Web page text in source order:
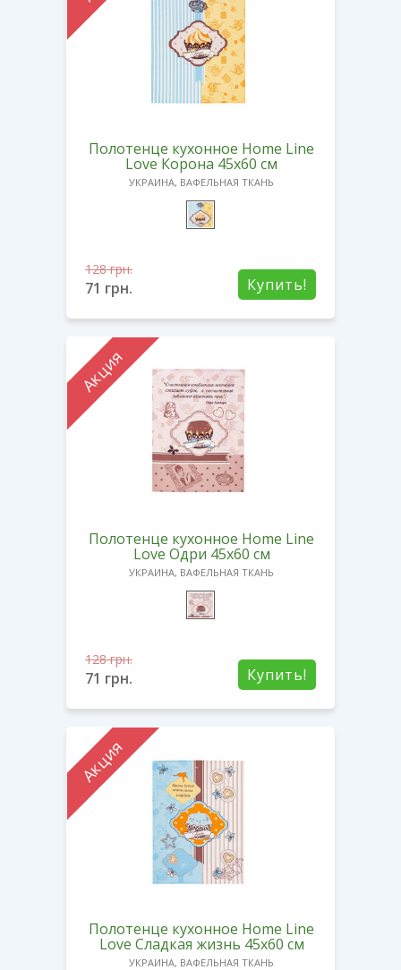
Полотенце кухонное Home Line
Love Корона 45х60 см
УКРАИНА, ВАФЕЛЬНАЯ ТКАНЬ
Купить!
128грн.
71 грн.
Акция
Полотенце кухонное Home Line
Love Одри 45х60 см
УКРАИНА, ВАФЕЛЬНАЯ ТКАНЬ
Купить!
128грн.
71 грн.
Акция
Полотенце кухонное Home Line
Love Сладкая жизнь 45х60 см
УКРАИНА, ВАФЕЛЬНАЯ ТКАНЬ